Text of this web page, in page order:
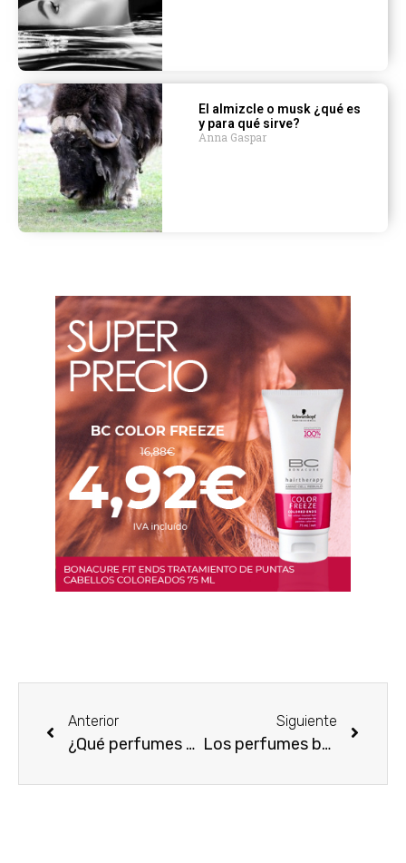
El almizcle o musk ¿qué es
y para qué sirve?
Anna Gaspar
Anterior
¿Qué perfumes de fiesta me pegan más?
Siguiente
Los perfumes baratos con más clase